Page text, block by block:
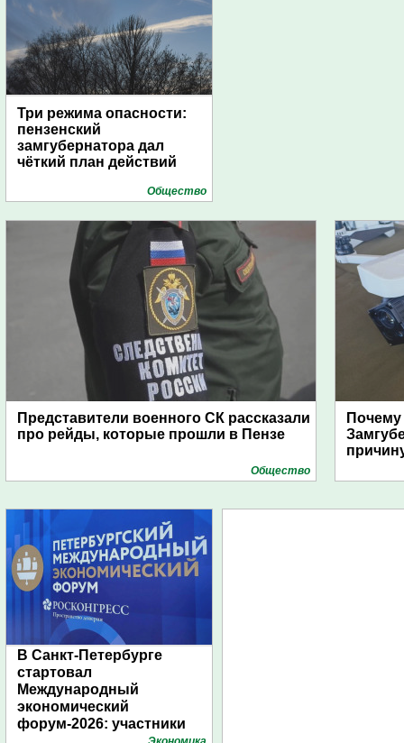
Три режима опасности:
пензенский
замгубернатора дал
чёткий план действий
Общество
Представители военного СК рассказали
про рейды, которые прошли в Пензе
Общество
В Санкт-Петербурге
стартовал
Международный
экономический
форум-2026: участники